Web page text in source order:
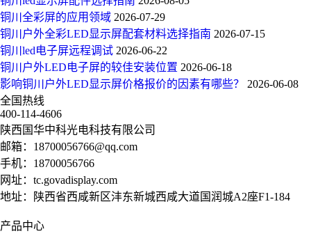
铜川全彩屏的应用领域 2026-07-29
铜川户外全彩LED显示屏配套材料选择指南 2026-07-15
铜川led电子屏远程调试 2026-06-22
铜川户外LED电子屏的较佳安装位置 2026-06-18
影响铜川户外LED显示屏价格报价的因素有哪些？ 2026-06-08
全国热线
400-114-4606
陕西国华中科光电科技有限公司
邮箱： 18700056766@qq.com
手机： 18700056766
网址： tc.govadisplay.com
地址：陕西省西咸新区沣东新城西咸大道国润城A2座F1-184
产品中心